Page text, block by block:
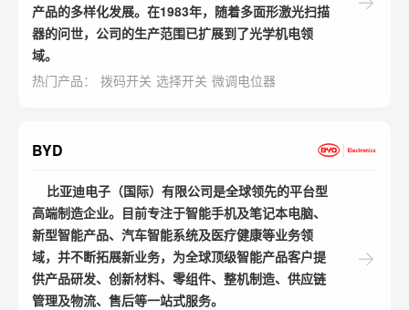
产品的多样化发展。在1983年，随着多面形激光扫描
器的问世，公司的生产范围已扩展到了光学机电领
域。
热门产品：
拨码开关 选择开关 微调电位器
BYD
比亚迪电子（国际）有限公司是全球领先的平台型
高端制造企业。目前专注于智能手机及笔记本电脑、
新型智能产品、汽车智能系统及医疗健康等业务领
域，并不断拓展新业务，为全球顶级智能产品客户提
供产品研发、创新材料、零组件、整机制造、供应链
管理及物流、售后等一站式服务。